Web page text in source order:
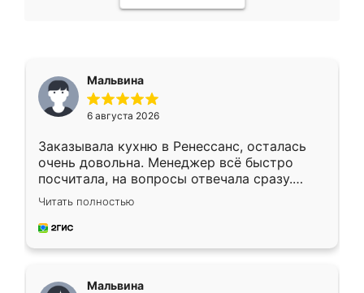
Мальвина
6 августа 2026
Заказывала кухню в Ренессанс, осталась
очень довольна. Менеджер всё быстро
посчитала, на вопросы отвечала сразу.
Замерщик приехал в субботу, подошёл к
делу со всей ответственностью. Собрали
за день, ребята работали аккуратно, даже
Читать полностью
Мальвина